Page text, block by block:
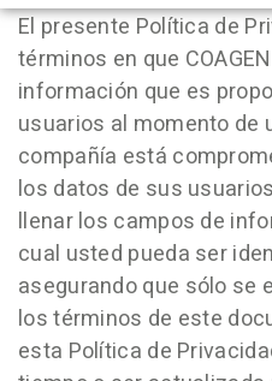
El presente Política de
términos en que
información que es
usuarios al momento de
compañía está
los datos de sus
llenar los campos de
cual usted pueda ser
asegurando que sólo se
los términos de este
esta Política de